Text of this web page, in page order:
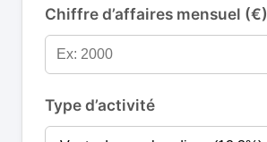
Chiffre d’affaires mensuel (€)
Type d’activité